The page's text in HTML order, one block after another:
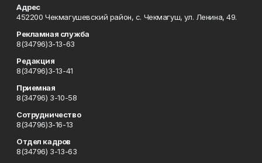
Адрес
452200 Чекмагушевский район, с. Чекмагуш, ул. Ленина, 49.
Рекламная служба
8(34796)3-13-63
Редакция
8(34796)3-13-41
Приемная
8(34796) 3-10-58
Сотрудничество
8(34796)3-16-13
Отдел кадров
8(34796) 3-13-63